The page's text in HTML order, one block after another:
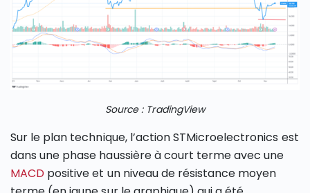
Source : TradingView
Sur le plan technique, l’action STMicroelectronics est
dans une phase haussière à court terme avec une
MACD positive et un niveau de résistance moyen